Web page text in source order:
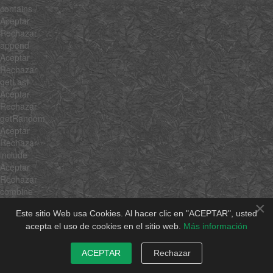
×
Este sitio Web usa Cookies. Al hacer clic en "ACEPTAR", usted
acepta el uso de cookies en el sitio web. Más información
ACEPTAR Rechazar
contains
Aceptar
Rechazar
append
Aceptar
Rechazar
getLast
Aceptar
Rechazar
getRandom
Aceptar
Rechazar
include
Aceptar
Rechazar
combine
Rechazar